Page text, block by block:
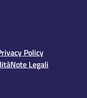
Policy
Note Legali